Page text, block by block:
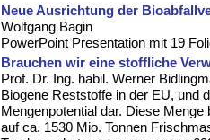
Neue Ausrichtung der
Wolfgang Bagin
PowerPoint Presentation mit 19
Brauchen wir eine stoffliche
Prof. Dr. Ing. habil. Werner
Biogene Reststoffe in der EU, und
Mengenpotential dar. Diese
auf ca. 1530 Mio. Tonnen